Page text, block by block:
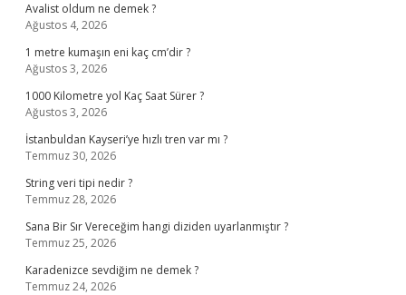
Avalist oldum ne demek ?
Ağustos 4, 2026
1 metre kumaşın eni kaç cm’dir ?
Ağustos 3, 2026
1000 Kilometre yol Kaç Saat Sürer ?
Ağustos 3, 2026
İstanbuldan Kayseri’ye hızlı tren var mı ?
Temmuz 30, 2026
String veri tipi nedir ?
Temmuz 28, 2026
Sana Bir Sır Vereceğim hangi diziden uyarlanmıştır ?
Temmuz 25, 2026
Karadenizce sevdiğim ne demek ?
Temmuz 24, 2026